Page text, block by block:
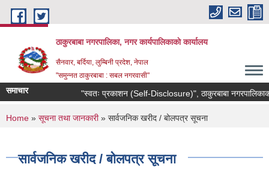
Skip to main content
ठाकुरबाबा नगरपालिका, नगर कार्यपालिकाकाे कार्यालय
सैनवार, बर्दिया, लुम्बिनी प्रदेश, नेपाल
"समुन्‍नत ठाकुरबाबा : सबल नगरवासी"
समाचार "स्वतः प्रकाशन (Self-Disclosure)", ठाकुरबाबा
You are here
Home » सूचना तथा जानकारी» सार्वजनिक खरीद / बोलपत्र सूचना
सार्वजनिक खरीद / बोलपत्र सूचना